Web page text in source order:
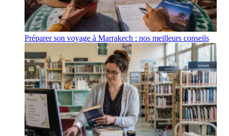
Préparer son voyage à Marrakech : nos meilleurs conseils